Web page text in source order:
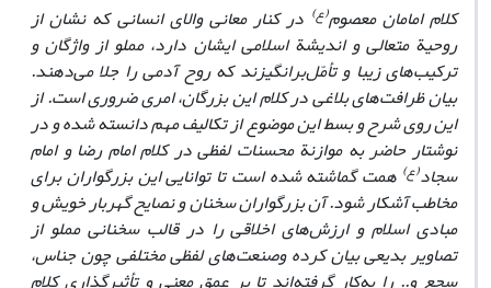
کلام امامان معصوم(ع) در کنار معانی والای انسانی که نشان از
روحیة متعالی و اندیشة اسلامی ایشان دارد، مملو از واژگان و
ترکیب‌های زیبا و تأمّل‌برانگیزند که روح آدمی را جلا می‌دهند.
بیان ظرافت‌های بلاغی در کلام این بزرگان، امری ضروری است. از
این روی شرح و بسط این موضوع از تکالیف مهم دانسته شده و در
نوشتار حاضر به موازنة محسنات لفظی در کلام امام رضا و امام
سجاد(ع) همت گماشته شده است تا توانایی این بزرگواران برای
مخاطب آشکار شود. آن بزرگواران سخنان و نصایح گهربار خویش و
مبادی اسلام و ارزش‌های اخلاقی را در قالب سخنانی مملو از
تصاویر بدیعی بیان کرده وصنعت‌های لفظی مختلفی چون جناس،
سجع و.. را به‌کار گرفته‌اند تا بر عمق معنی و تأثیرگذاری کلام